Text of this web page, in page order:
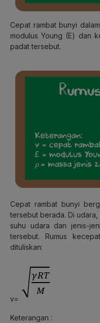
Cepat rambat bunyi
modulus Young (E) dan
padat tersebut.
Cepat rambat bunyi
tersebut berada. Di
suhu udara dan jenis-
tersebut. Rumus
dituliskan:
v=
Keterangan :